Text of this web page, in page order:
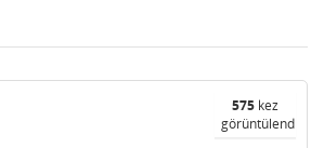
575 kez
görüntülendi